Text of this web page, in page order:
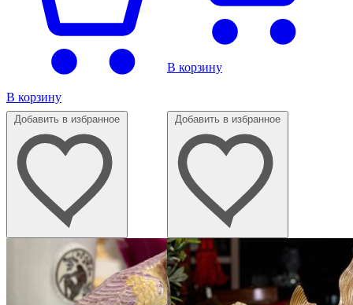
В корзину
В корзину
Добавить в избранное Добавить в избранное